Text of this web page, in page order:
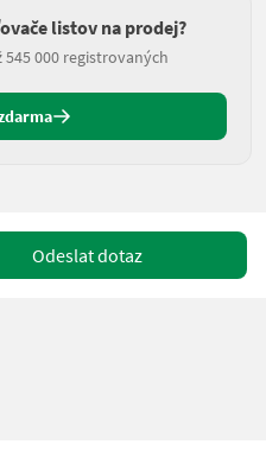
listov na prodej?
000 registrovaných
Odeslat dotaz